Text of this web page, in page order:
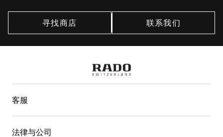
寻找商店 联系我们
客服
法律与公司